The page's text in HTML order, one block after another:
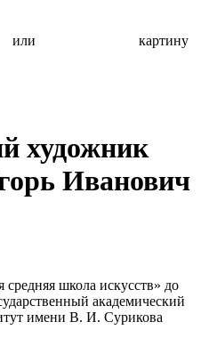
или
картину
художник
Иванович
средняя школа искусств» до
академический
имени В. И. Сурикова